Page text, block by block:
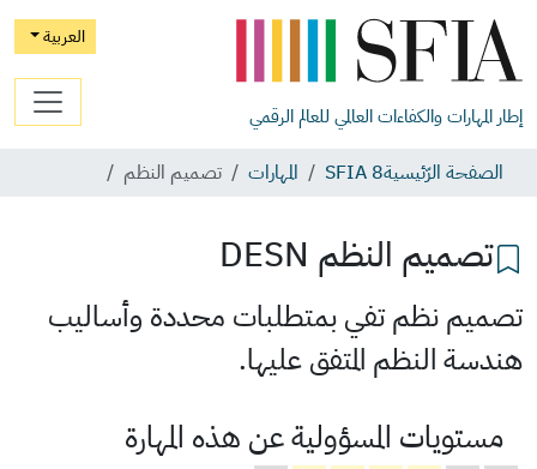
العربية
إطار المهارات والكفاءات العالمي للعالم الرقمي
الصفحة الرّئيسيةSFIA 8 المهارات تصميم النظم
تصميم النظم DESN
تصميم نظم تفي بمتطلبات محددة وأساليب
هندسة النظم المتفق عليها.
مستويات المسؤولية عن هذه المهارة